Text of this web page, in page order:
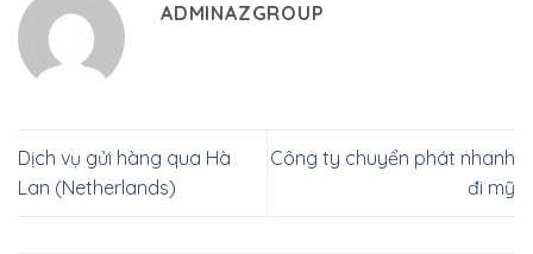
ADMINAZGROUP
Dịch vụ gửi hàng qua Hà
Lan (Netherlands)
Công ty chuyển phát nhanh
đi mỹ